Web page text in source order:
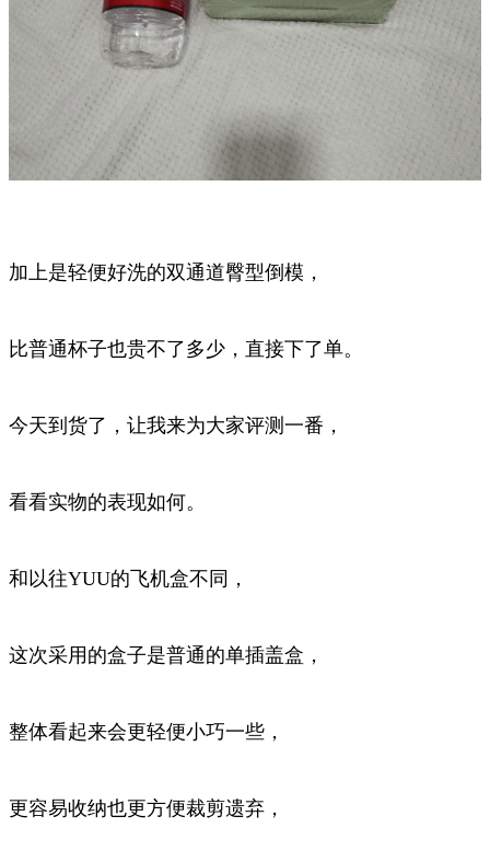
加上是轻便好洗的双通道臀型倒模，
比普通杯子也贵不了多少，直接下了单。
今天到货了，让我来为大家评测一番，
看看实物的表现如何。
和以往YUU的飞机盒不同，
这次采用的盒子是普通的单插盖盒，
整体看起来会更轻便小巧一些，
更容易收纳也更方便裁剪遗弃，